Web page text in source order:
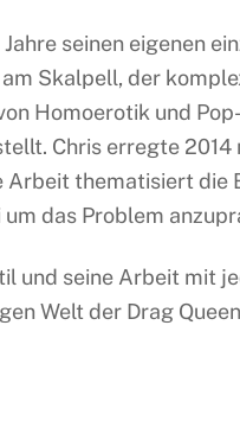
seinen eigenen
Skalpell, der
Homoerotik und
Chris erregte
thematisiert die
das Problem
und seine Arbeit mit
Welt der Drag